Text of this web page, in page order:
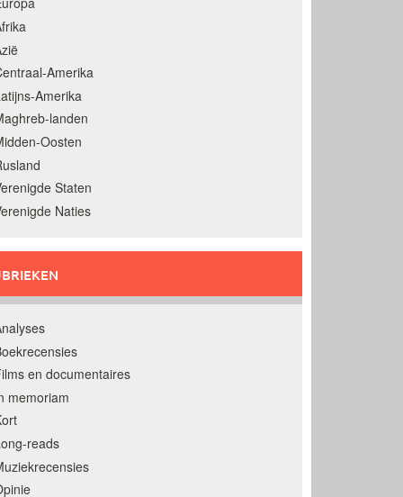
Amerika
Amerika
landen
Oosten
Staten
Naties
en documentaires
memoriam
reads